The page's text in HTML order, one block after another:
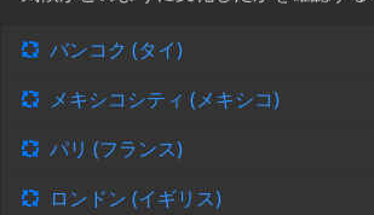
バンコク (タイ)
メキシコシティ (メキシコ)
パリ (フランス)
ロンドン (イギリス)